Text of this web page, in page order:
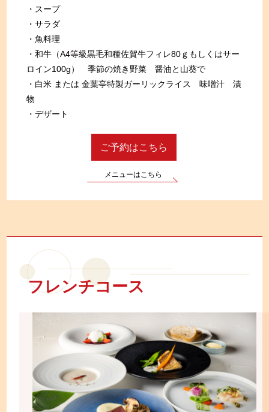
・スープ
・サラダ
・魚料理
・和牛（A4等級黒毛和種佐賀牛フィレ80ｇもしくはサー
ロイン100g） 季節の焼き野菜 醤油と山葵で
・白米 または 金葉亭特製ガーリックライス 味噌汁 漬
物
・デザート
ご予約はこちら
メニューはこちら
フレンチコース